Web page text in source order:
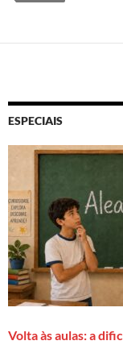
ESPECIAIS
Volta às aulas: a